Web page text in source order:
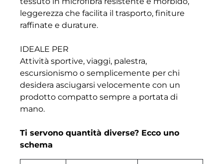
leggerezza che facilita il trasporto, finiture
raffinate e durature.
IDEALE PER
Attività sportive, viaggi, palestra,
escursionismo o semplicemente per chi
desidera asciugarsi velocemente con un
prodotto compatto sempre a portata di
mano.
Ti servono quantità diverse? Ecco uno
schema